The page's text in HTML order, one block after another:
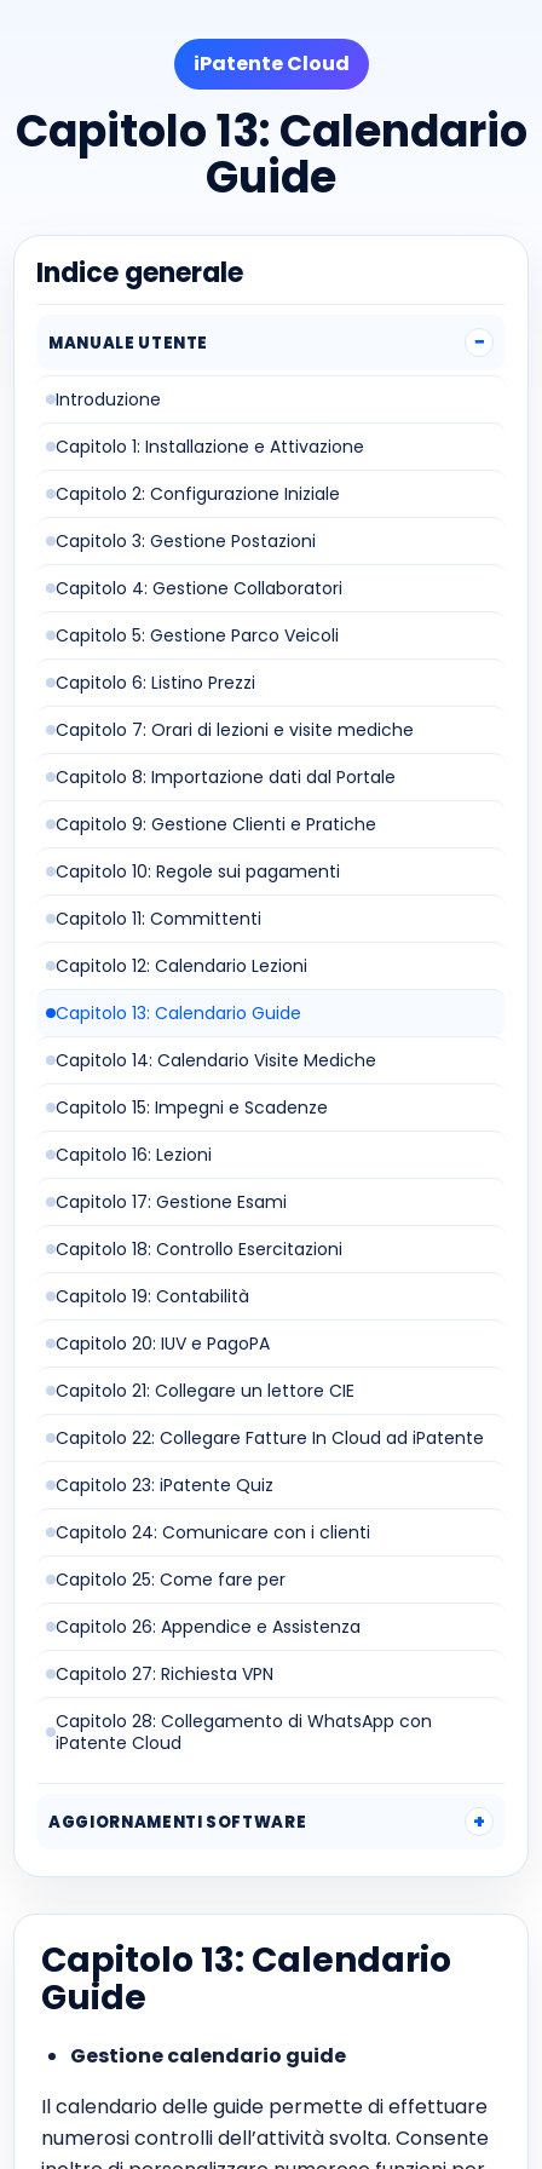
iPatente Cloud
Capitolo 13: Calendario
Guide
Indice generale
MANUALE UTENTE
Introduzione
Capitolo 1: Installazione e Attivazione
Capitolo 2: Configurazione Iniziale
Capitolo 3: Gestione Postazioni
Capitolo 4: Gestione Collaboratori
Capitolo 5: Gestione Parco Veicoli
Capitolo 6: Listino Prezzi
Capitolo 7: Orari di lezioni e visite mediche
Capitolo 8: Importazione dati dal Portale
Capitolo 9: Gestione Clienti e Pratiche
Capitolo 10: Regole sui pagamenti
Capitolo 11: Committenti
Capitolo 12: Calendario Lezioni
Capitolo 13: Calendario Guide
Capitolo 14: Calendario Visite Mediche
Capitolo 15: Impegni e Scadenze
Capitolo 16: Lezioni
Capitolo 17: Gestione Esami
Capitolo 18: Controllo Esercitazioni
Capitolo 19: Contabilità
Capitolo 20: IUV e PagoPA
Capitolo 21: Collegare un lettore CIE
Capitolo 22: Collegare Fatture In Cloud ad iPatente
Capitolo 23: iPatente Quiz
Capitolo 24: Comunicare con i clienti
Capitolo 25: Come fare per
Capitolo 26: Appendice e Assistenza
Capitolo 27: Richiesta VPN
Capitolo 28: Collegamento di WhatsApp con
iPatente Cloud
AGGIORNAMENTI SOFTWARE
Capitolo 13: Calendario
Guide
Gestione calendario guide
Il calendario delle guide permette di effettuare
numerosi controlli dell’attività svolta. Consente